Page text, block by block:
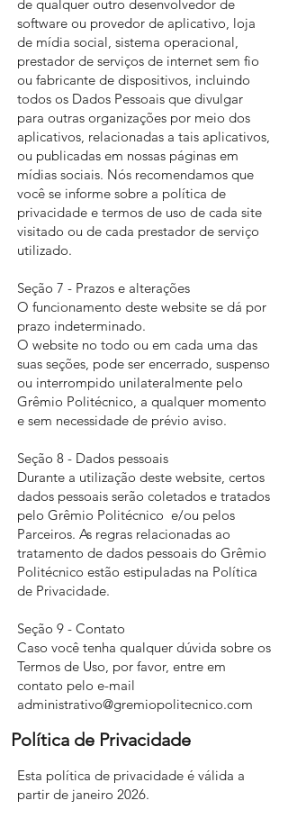
de qualquer outro desenvolvedor de
software ou provedor de aplicativo, loja
de mídia social, sistema operacional,
prestador de serviços de internet sem fio
ou fabricante de dispositivos, incluindo
todos os Dados Pessoais que divulgar
para outras organizações por meio dos
aplicativos, relacionadas a tais aplicativos,
ou publicadas em nossas páginas em
mídias sociais. Nós recomendamos que
você se informe sobre a política de
privacidade e termos de uso de cada site
visitado ou de cada prestador de serviço
utilizado.
Seção 7 - Prazos e alterações
O funcionamento deste website se dá por
prazo indeterminado.
O website no todo ou em cada uma das
suas seções, pode ser encerrado, suspenso
ou interrompido unilateralmente pelo
Grêmio Politécnico, a qualquer momento
e sem necessidade de prévio aviso.
Seção 8 - Dados pessoais
Durante a utilização deste website, certos
dados pessoais serão coletados e tratados
pelo Grêmio Politécnico e/ou pelos
Parceiros. As regras relacionadas ao
tratamento de dados pessoais do Grêmio
Politécnico estão estipuladas na Política
de Privacidade.
Seção 9 - Contato
Caso você tenha qualquer dúvida sobre os
Termos de Uso, por favor, entre em
contato pelo e-mail
administrativo@gremiopolitecnico.com
Política de Privacidade
Esta política de privacidade é válida a
partir de janeiro 2026.